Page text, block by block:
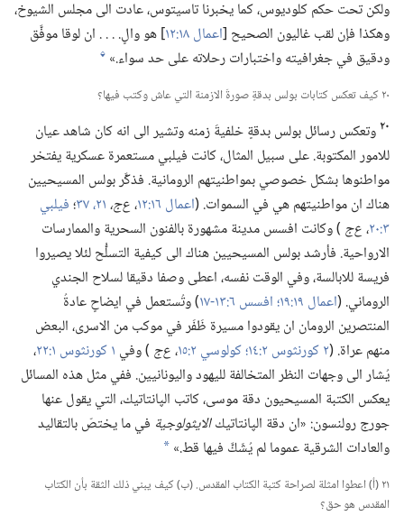
ولكن تحت حكم كلوديوس،‏ كما يخبرنا تاسيتوس،‏ عادت الى مجلس الشيوخ،‏
وهكذا فإن لقب غاليون الصحيح [‏اعمال ١٨:‏١٢
‏] هو والٍ.‏ .‏ .‏ .‏ ان لوقا موفَّق
ودقيق في جغرافيته واختبارات رحلاته على حد سواء.‏»‏ l
٢٠ كيف تعكس كتابات بولس بدقةٍ صورةَ الازمنة التي عاش وكتب فيها؟‏
٢٠ وتعكس رسائل بولس بدقةٍ خلفيةَ زمنه وتشير الى انه كان شاهد عيان
للامور المكتوبة.‏ على سبيل المثال،‏ كانت فيلبي مستعمرة عسكرية يفتخر
مواطنوها بشكل خصوصي بمواطنيتهم الرومانية.‏ فذكَّر بولس المسيحيين
هناك ان مواطنيتهم هي في السموات.‏ (‏اعمال ١٦:‏١٢ ‏،‏ع‌ج،‏٢١،‏ ‏؛‏فيلبي
٣:‏٢٠ ‏،‏ع‌ج )‏ وكانت افسس مدينة مشهورة بالفنون السحرية والممارسات
الارواحية.‏ فأرشد بولس المسيحيين هناك الى كيفية التسلُّح لئلا يصيروا
فريسة للابالسة،‏ وفي الوقت نفسه،‏ اعطى وصفا دقيقا لسلاح الجندي
الروماني.‏ (‏اعمال ١٩:‏١٩؛‏ افسس ٦:‏١٣-‏١٧
‏)‏ وتُستعمل في ايضاحٍ عادةُ
المنتصرين الرومان ان يقودوا مسيرة ظَفَر في موكب من الاسرى،‏ البعض
منهم عراة.‏ (‏٢ كورنثوس ٢:‏١٤؛‏ كولوسي ٢:‏١٥ ‏،‏ع‌ج )‏ وفي ١ كورنثوس ١:‏٢٢
‏،‏
يُشار الى وجهات النظر المتخالفة لليهود واليونانيين.‏ ففي مثل هذه المسائل
يعكس الكتبة المسيحيون دقة موسى،‏ كاتب الپانتاتيك،‏ التي يقول عنها
جورج رولنسون:‏ «ان دقة الپانتاتيكالايثولوجية في ما يختصّ بالتقاليد
والعادات الشرقية عموما لم يُشَكَّ فيها قط.‏»‏ a
٢١ (‏أ)‏ اعطوا امثلة لصراحة كتبة الكتاب المقدس.‏ (‏ب)‏ كيف يبني ذلك الثقة بأن الكتاب
المقدس هو حق؟‏